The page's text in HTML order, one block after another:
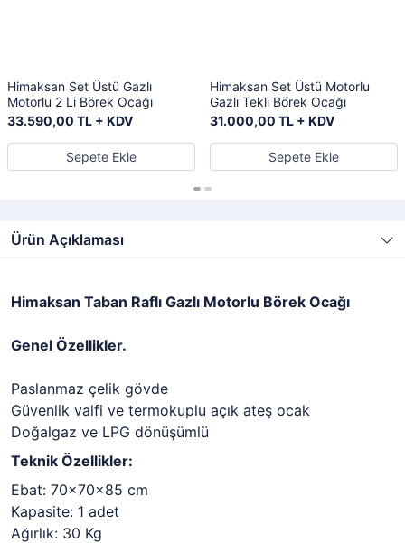
Himaksan Set Üstü Gazlı
Motorlu 2 Li Börek Ocağı
33.590,00 TL + KDV
Sepete Ekle
Himaksan Set Üstü Motorlu
Gazlı Tekli Börek Ocağı
31.000,00 TL + KDV
Sepete Ekle
Ürün Açıklaması
Himaksan Taban Raflı Gazlı Motorlu Börek Ocağı
Genel Özellikler.
Paslanmaz çelik gövde
Güvenlik valfi ve termokuplu açık ateş ocak
Doğalgaz ve LPG dönüşümlü
Teknik Özellikler:
Ebat: 70x70x85 cm
Kapasite: 1 adet
Ağırlık: 30 Kg